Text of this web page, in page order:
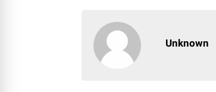
Unknown